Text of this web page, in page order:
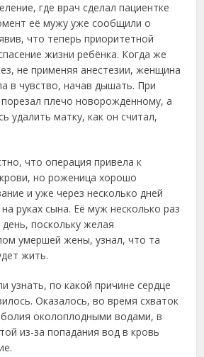
где врач сделал пациентке
её мужу уже сообщили о
что теперь приоритетной
жизни ребёнка. Когда же
не применяя анестезии, женщина
в чувство, начав дышать. При
плечо новорожденному, а
удалить матку, как он считал,
что операция привела к
но роженица хорошо
и уже через несколько дней
руках сына. Её муж несколько раз
поскольку желая
умершей жены, узнал, что та
жить.
узнать, по какой причине сердце
Оказалось, во время схваток
околоплодными водами, в
из-за попадания вод в кровь